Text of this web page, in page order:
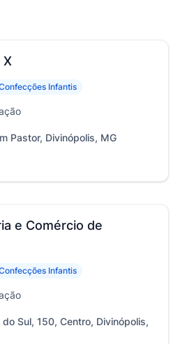
X
Infantis
Pastor, Divinópolis, MG
e Comércio de
Infantis
do Sul, 150, Centro, Divinópolis,